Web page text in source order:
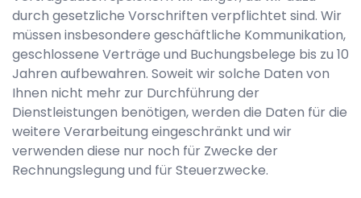
durch gesetzliche Vorschriften verpflichtet sind. Wir
müssen insbesondere geschäftliche Kommunikation,
geschlossene Verträge und Buchungsbelege bis zu 10
Jahren aufbewahren. Soweit wir solche Daten von
Ihnen nicht mehr zur Durchführung der
Dienstleistungen benötigen, werden die Daten für die
weitere Verarbeitung eingeschränkt und wir
verwenden diese nur noch für Zwecke der
Rechnungslegung und für Steuerzwecke.